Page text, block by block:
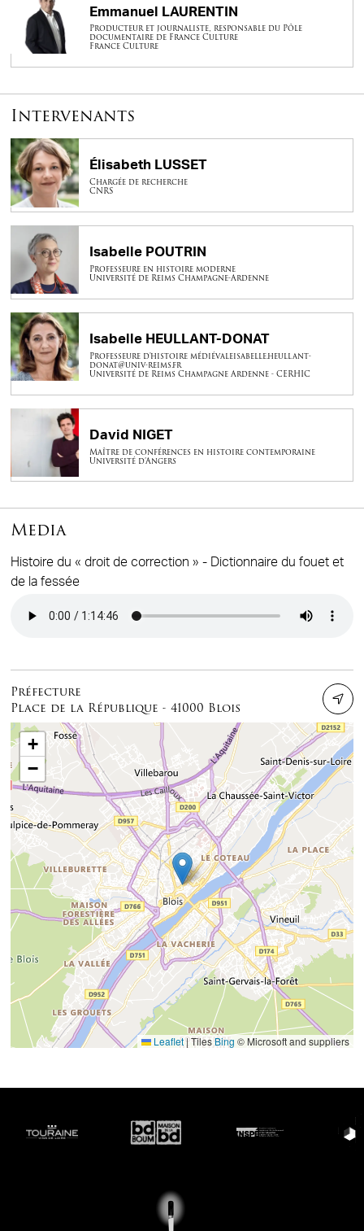
Emmanuel LAURENTIN
Producteur et journaliste, responsable du Pôle
documentaire de France Culture
France Culture
Intervenants
Élisabeth LUSSET
Chargée de recherche
CNRS
Isabelle POUTRIN
Professeure en histoire moderne
Université de Reims Champagne-Ardenne
Isabelle HEULLANT-DONAT
Professeure d'histoire médiévaleisabelle.heullant-
donat@univ-reims.fr
Université de Reims Champagne Ardenne - CERHIC
David NIGET
Maître de conférences en histoire contemporaine
Université d’Angers
Media
Histoire du « droit de correction » - Dictionnaire du fouet et
de la fessée
Préfecture
Place de la République - 41000 Blois
+
−
Leaflet|TilesBing © Microsoft and suppliers